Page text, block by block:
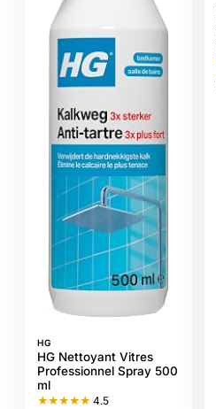
HG
HG Nettoyant Vitres
Professionnel Spray 500
ml
★★★★★ 4.5